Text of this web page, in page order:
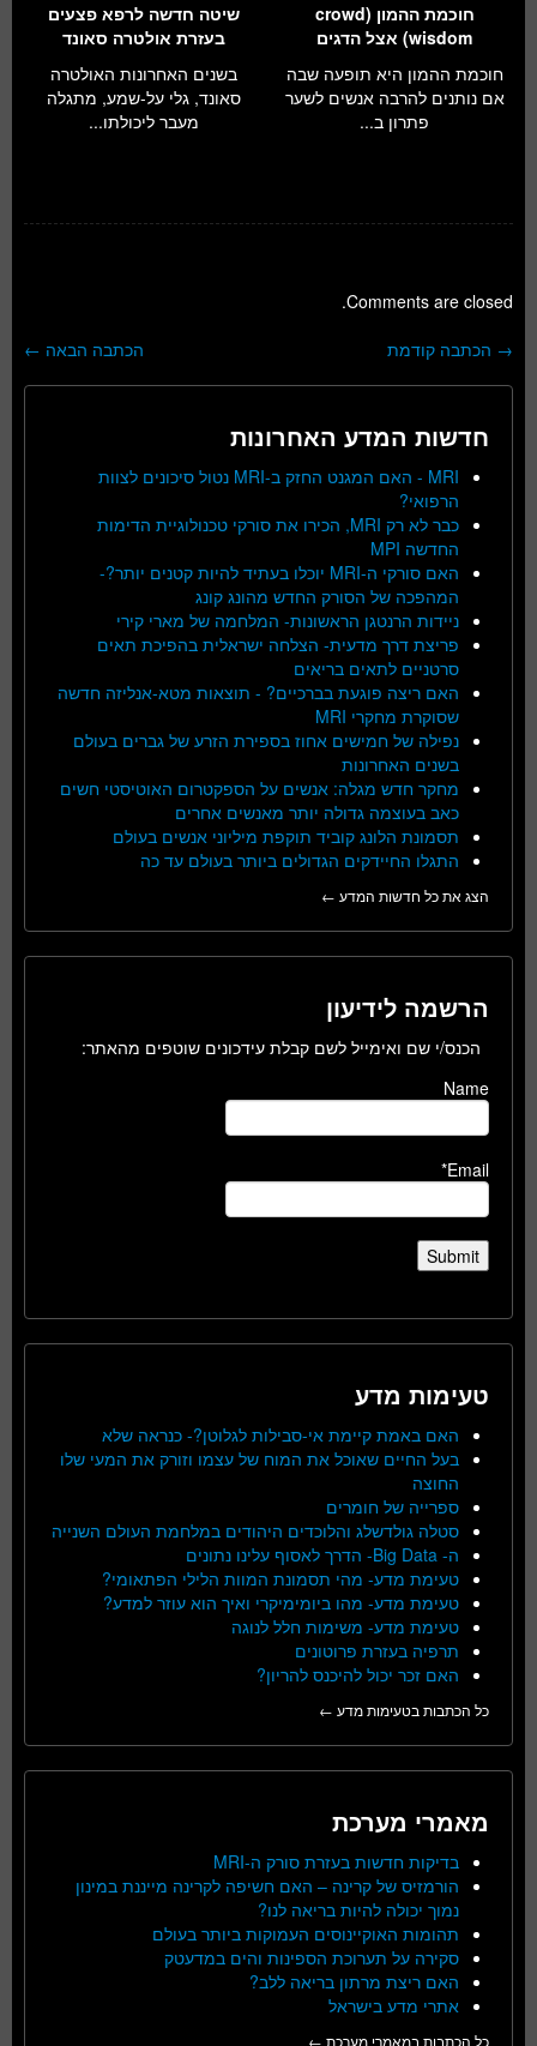
חוכמת ההמון (crowd
wisdom) אצל הדגים
חוכמת ההמון היא תופעה שבה
אם נותנים להרבה אנשים לשער
פתרון ב...
שיטה חדשה לרפא פצעים
בעזרת אולטרה סאונד
בשנים האחרונות האולטרה
סאונד, גלי על-שמע, מתגלה
מעבר ליכולתו...
Comments are closed.
ניווט בפוסטים הכתבה הבאה ← → הכתבה קודמת
חדשות המדע האחרונות
MRI - האם המגנט החזק ב-MRI נטול סיכונים לצוות
הרפואי?
כבר לא רק MRI, הכירו את סורקי טכנולוגיית הדימות
החדשה MPI
האם סורקי ה-MRI יוכלו בעתיד להיות קטנים יותר?-
המהפכה של הסורק החדש מהונג קונג
ניידות הרנטגן הראשונות- המלחמה של מארי קירי
פריצת דרך מדעית- הצלחה ישראלית בהפיכת תאים
סרטניים לתאים בריאים
האם ריצה פוגעת בברכיים? - תוצאות מטא-אנליזה חדשה
שסוקרת מחקרי MRI
נפילה של חמישים אחוז בספירת הזרע של גברים בעולם
בשנים האחרונות
מחקר חדש מגלה: אנשים על הספקטרום האוטיסטי חשים
כאב בעוצמה גדולה יותר מאנשים אחרים
תסמונת הלונג קוביד תוקפת מיליוני אנשים בעולם
התגלו החיידקים הגדולים ביותר בעולם עד כה
הצג את כל חדשות המדע ←
הרשמה לידיעון
הכנס/י שם ואימייל לשם קבלת עידכונים שוטפים מהאתר:
Name
Email*
טעימות מדע
האם באמת קיימת אי-סבילות לגלוטן?- כנראה שלא
בעל החיים שאוכל את המוח של עצמו וזורק את המעי שלו
החוצה
ספרייה של חומרים
סטלה גולדשלג והלוכדים היהודים במלחמת העולם השנייה
ה- Big Data- הדרך לאסוף עלינו נתונים
טעימת מדע- מהי תסמונת המוות הלילי הפתאומי?
טעימת מדע- מהו ביומימיקרי ואיך הוא עוזר למדע?
טעימת מדע- משימות חלל לנוגה
תרפיה בעזרת פרוטונים
האם זכר יכול להיכנס להריון?
כל הכתבות בטעימות מדע ←
מאמרי מערכת
בדיקות חדשות בעזרת סורק ה-MRI
הורמזיס של קרינה – האם חשיפה לקרינה מייננת במינון
נמוך יכולה להיות בריאה לנו?
תהומות האוקיינוסים העמוקות ביותר בעולם
סקירה על תערוכת הספינות והים במדעטק
האם ריצת מרתון בריאה ללב?
אתרי מדע בישראל
כל הכתבות במאמרי מערכת ←